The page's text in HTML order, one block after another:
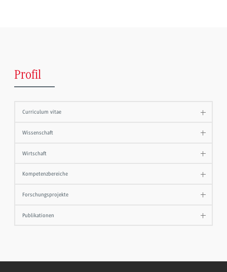
Profil
Curriculum vitae
Wissenschaft
Wirtschaft
Kompetenzbereiche
Forschungsprojekte
Publikationen